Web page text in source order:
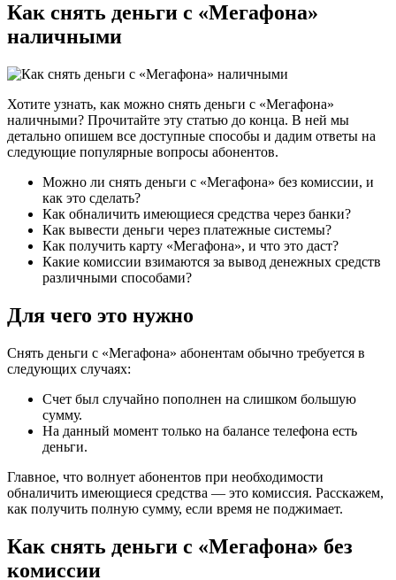
Как снять деньги с «Мегафона»
наличными
Хотите узнать, как можно снять деньги с «Мегафона»
наличными? Прочитайте эту статью до конца. В ней мы
детально опишем все доступные способы и дадим ответы на
следующие популярные вопросы абонентов.
Можно ли снять деньги с «Мегафона» без комиссии, и
как это сделать?
Как обналичить имеющиеся средства через банки?
Как вывести деньги через платежные системы?
Как получить карту «Мегафона», и что это даст?
Какие комиссии взимаются за вывод денежных средств
различными способами?
Для чего это нужно
Снять деньги с «Мегафона» абонентам обычно требуется в
следующих случаях:
Счет был случайно пополнен на слишком большую
сумму.
На данный момент только на балансе телефона есть
деньги.
Главное, что волнует абонентов при необходимости
обналичить имеющиеся средства — это комиссия. Расскажем,
как получить полную сумму, если время не поджимает.
Как снять деньги с «Мегафона» без
комиссии